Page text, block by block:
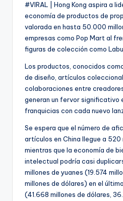
#VIRAL | Hong Kong aspira a
economía de productos de
valorada en hasta 50.000
empresas como Pop Mart al
figuras de colección como
Los productos, conocidos como
de diseño, artículos
colaboraciones entre
generan un fervor
franquicias con cada nuevo
Se espera que el número de
artículos en China llegue a 520
mientras que la economía de
intelectual podría casi
millones de yuanes (19.574
millones de dólares) en el
(41.668 millones de dólares,